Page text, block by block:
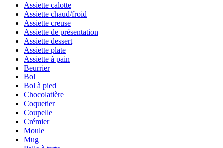
Assiette calotte
Assiette chaud/froid
Assiette creuse
Assiette de présentation
Assiette dessert
Assiette plate
Assiette à pain
Beurrier
Bol
Bol à pied
Chocolatière
Coquetier
Coupelle
Crémier
Moule
Mug